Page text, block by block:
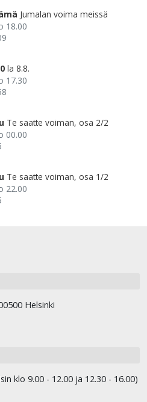
Jumalan voima meissä
18.00
la 8.8.
17.30
Te saatte voiman, osa 2/2
00.00
Te saatte voiman, osa 1/2
22.00
Helsinki
klo 9.00 - 12.00 ja 12.30 - 16.00)